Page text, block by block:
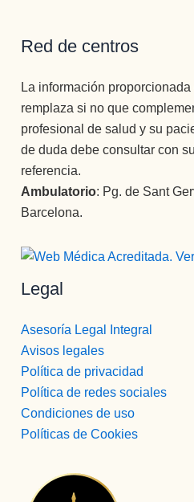
Red de centros
La información
remplaza si no que
profesional de salud y su
de duda debe consultar con
referencia.
Ambulatorio: Pg. de Sant
Barcelona.
Legal
Asesoría Legal Integral
Avisos legales
Política de privacidad
Política de redes sociales
Condiciones de uso
Políticas de Cookies